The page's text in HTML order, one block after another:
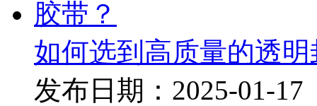
如何选到高质量的透
发布日期：2025-01-17